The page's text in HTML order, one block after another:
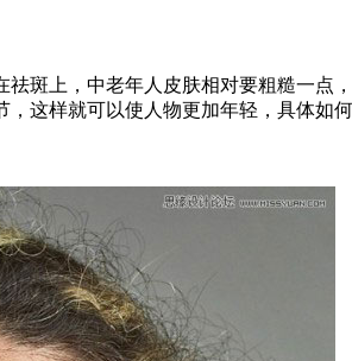
斑上，中老年人皮肤相对要粗糙一
这样就可以使人物更加年轻，具体如